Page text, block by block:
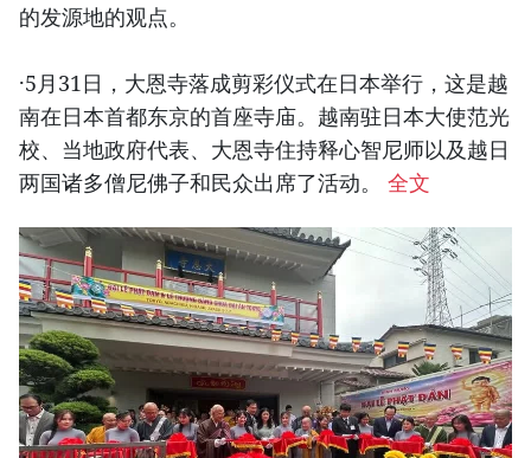
的发源地的观点。
·5月31日，大恩寺落成剪彩仪式在日本举行，这是越
南在日本首都东京的首座寺庙。越南驻日本大使范光
校、当地政府代表、大恩寺住持释心智尼师以及越日
两国诸多僧尼佛子和民众出席了活动。 全文